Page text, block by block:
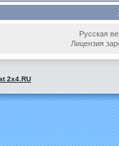
Русская
Лицензия
2x4.RU